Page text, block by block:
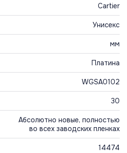
Cartier
Унисекс
мм
Платина
WGSA0102
30
Абсолютно новые, полностью
во всех заводских пленках
14474